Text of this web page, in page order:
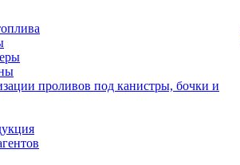
проливов под канистры, бочки и